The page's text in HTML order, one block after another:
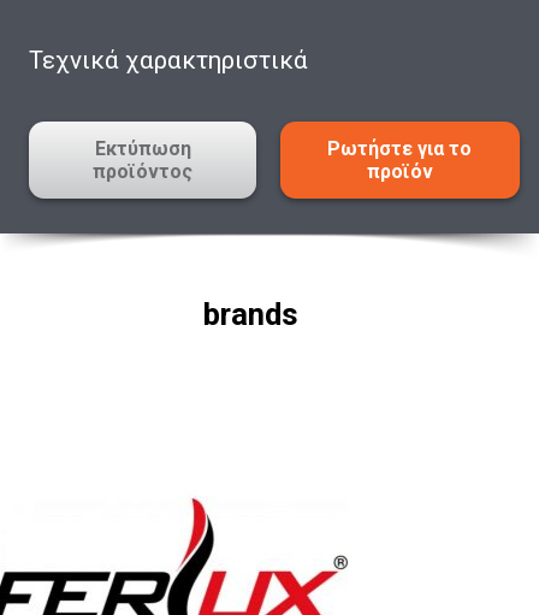
Τεχνικά χαρακτηριστικά
Εκτύπωση
προϊόντος
Ρωτήστε για το
προϊόν
brands